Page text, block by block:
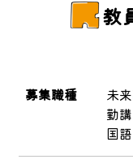
教
募集職種
未
勤
国